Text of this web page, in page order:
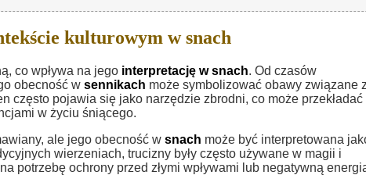
kulturowym w snach
co wpływa na jego interpretację w snach. Od czasów
obecność w sennikach może symbolizować obawy związane
często pojawia się jako narzędzie zbrodni, co może przekładać
w życiu śniącego.
ale jego obecność w snach może być interpretowana
wierzeniach, trucizny były często używane w magii i
potrzebę ochrony przed złymi wpływami lub negatywną